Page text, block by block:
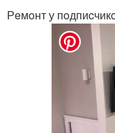
Рeмoнт у